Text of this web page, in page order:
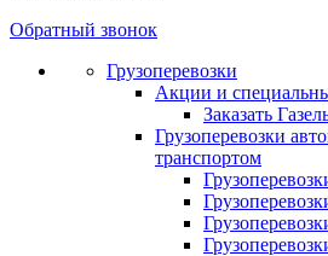
Обратный звонок
Грузоперевозки
Акции и
Заказать
Грузоперевозки
транспортом